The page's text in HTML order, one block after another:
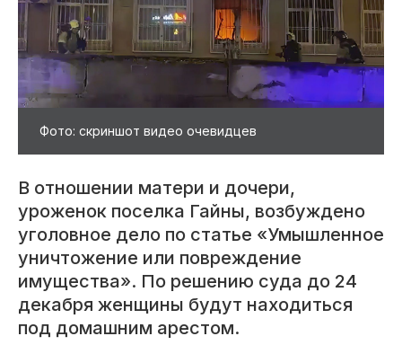
Фото: скриншот видео очевидцев
В отношении матери и дочери,
уроженок поселка Гайны, возбуждено
уголовное дело по статье «Умышленное
уничтожение или повреждение
имущества». По решению суда до 24
декабря женщины будут находиться
под домашним арестом.